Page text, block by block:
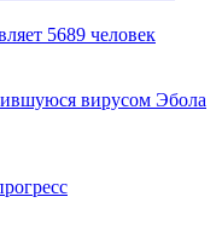
5689 человек
вирусом Эбола